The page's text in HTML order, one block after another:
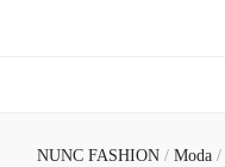
NUNC FASHION / Moda /